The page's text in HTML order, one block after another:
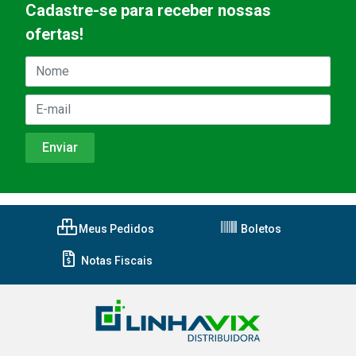
Cadastre-se para receber nossas
ofertas!
Meus Pedidos Boletos
Notas Fiscais